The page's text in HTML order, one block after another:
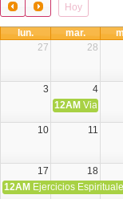
Hoy
lun. mar.
27
28
3 4
12AM Viaje
10 11
17 18
12AM Ejercicios